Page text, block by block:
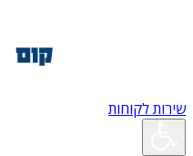
שירות לקוחות